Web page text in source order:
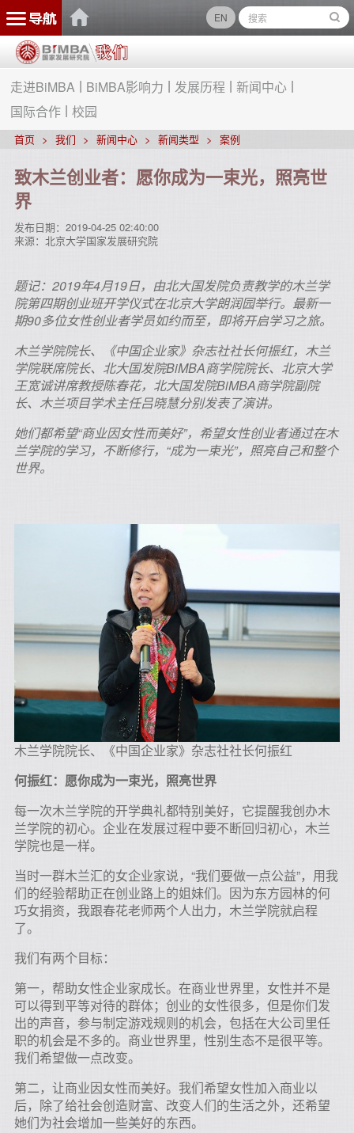
EN
走进BiMBA BiMBA影响力 发展历程
新闻中心
国际合作
校园
首页 我们 新闻中心 新闻类型 案例
致木兰创业者：愿你成为一束光，照亮世
界
发布日期： 2019-04-25 02:40:00
来源： 北京大学国家发展研究院
题记：2019年4月19日，由北大国发院负责教学的木兰学
院第四期创业班开学仪式在北京大学朗润园举行。最新一
期90多位女性创业者学员如约而至，即将开启学习之旅。
木兰学院院长、《中国企业家》杂志社社长何振红，木兰
学院联席院长、北大国发院BiMBA商学院院长、北京大学
王宽诚讲席教授陈春花，北大国发院BiMBA商学院副院
长、木兰项目学术主任吕晓慧分别发表了演讲。
她们都希望“商业因女性而美好”，希望女性创业者通过在木
兰学院的学习，不断修行，“成为一束光”，照亮自己和整个
世界。
木兰学院院长、《中国企业家》杂志社社长何振红
何振红：愿你成为一束光，照亮世界
每一次木兰学院的开学典礼都特别美好，它提醒我创办木
兰学院的初心。企业在发展过程中要不断回归初心，木兰
学院也是一样。
当时一群木兰汇的女企业家说，“我们要做一点公益”，用我
们的经验帮助正在创业路上的姐妹们。因为东方园林的何
巧女捐资，我跟春花老师两个人出力，木兰学院就启程
了。
我们有两个目标：
第一，帮助女性企业家成长。在商业世界里，女性并不是
可以得到平等对待的群体；创业的女性很多，但是你们发
出的声音，参与制定游戏规则的机会，包括在大公司里任
职的机会是不多的。商业世界里，性别生态不是很平等。
我们希望做一点改变。
第二，让商业因女性而美好。我们希望女性加入商业以
后，除了给社会创造财富、改变人们的生活之外，还希望
她们为社会增加一些美好的东西。